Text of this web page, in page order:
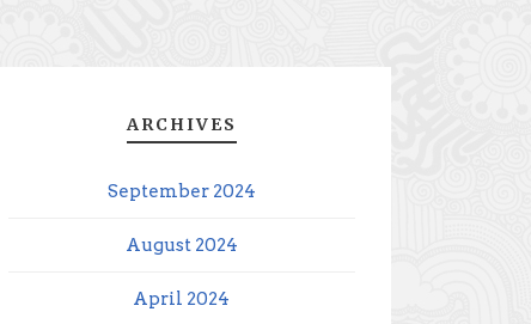
ARCHIVES
September 2024
August 2024
April 2024